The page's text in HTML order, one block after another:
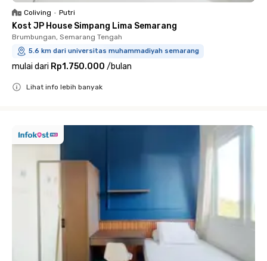
Coliving • Putri
Kost JP House Simpang Lima Semarang
Brumbungan, Semarang Tengah
5.6 km dari universitas muhammadiyah semarang
mulai dari Rp1.750.000 /bulan
Lihat info lebih banyak